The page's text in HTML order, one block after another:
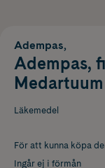
Adempas,
Adempas,
Läkemedel
För att kunna köpa
Ingår ej i förmån